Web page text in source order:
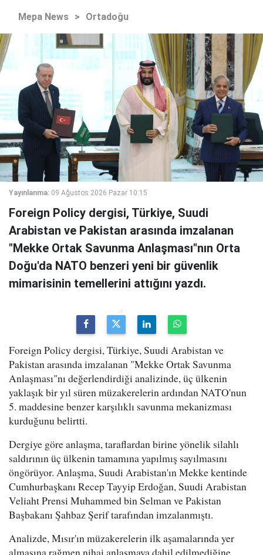
Mepa News > Ortadoğu
Yayınlanma: 09 Ağustos 2026 Pazar 10:15
Foreign Policy dergisi, Türkiye, Suudi
Arabistan ve Pakistan arasında imzalanan
"Mekke Ortak Savunma Anlaşması"nın Orta
Doğu'da NATO benzeri yeni bir güvenlik
mimarisinin temellerini attığını yazdı.
Foreign Policy dergisi, Türkiye, Suudi Arabistan ve
Pakistan arasında imzalanan "Mekke Ortak Savunma
Anlaşması"nı değerlendirdiği analizinde, üç ülkenin
yaklaşık bir yıl süren müzakerelerin ardından NATO'nun
5. maddesine benzer karşılıklı savunma mekanizması
kurduğunu belirtti.
Dergiye göre anlaşma, taraflardan birine yönelik silahlı
saldırının üç ülkenin tamamına yapılmış sayılmasını
öngörüyor. Anlaşma, Suudi Arabistan'ın Mekke kentinde
Cumhurbaşkanı Recep Tayyip Erdoğan, Suudi Arabistan
Veliaht Prensi Muhammed bin Selman ve Pakistan
Başbakanı Şahbaz Şerif tarafından imzalanmıştı.
Analizde, Mısır'ın müzakerelerin ilk aşamalarında yer